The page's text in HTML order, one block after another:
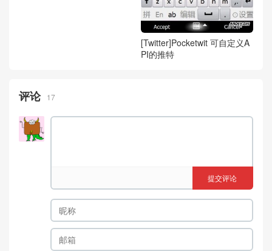
[Twitter]Pocketwit 可自定义A
PI的推特
评论 17
提交评论